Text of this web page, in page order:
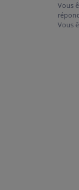
Vous
Vous